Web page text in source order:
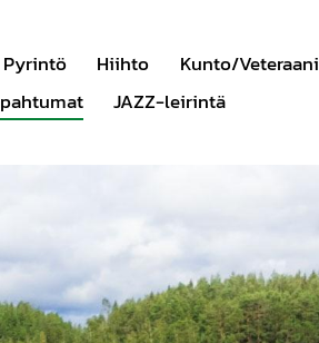
Hiihto Kunto/Veteraani
JAZZ-leirintä